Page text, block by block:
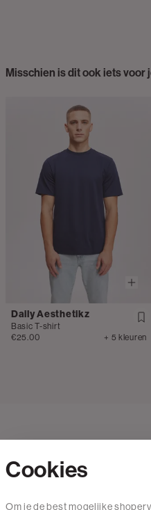
Misschien is dit ook iets voor
Daily Aesthetikz
Basic T-shirt
€25.00
+ 5 kleuren
Cookies
Om je de best mogelijke